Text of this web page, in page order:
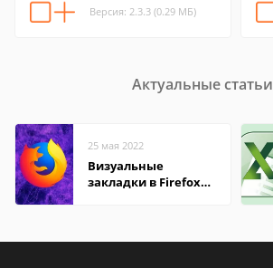
Версия: 2.3.3 (0.29 МБ)
Актуальные статьи
25 мая 2022
Визуальные
закладки в Firefox